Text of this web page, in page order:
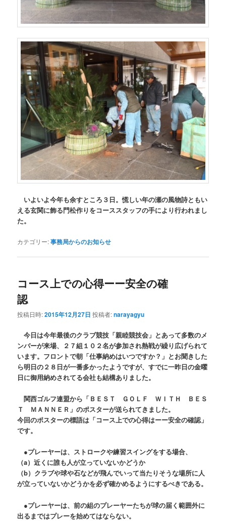
いよいよ今年も余すところ３日。慌しい年の瀬の風物詩ともい
える玄関に飾る門松作りをコーススタッフの手により行われまし
た。
カテゴリー:事務局からのお知らせ
コース上での心得ーー安全の確
認
投稿日時:2015年12月27日 投稿者:narayagyu
今日は今年最後のクラブ競技「親睦競技会」とあって多数のメ
ンバーが来場、２７組１０２名が参加され熱戦が繰り広げられて
います。フロントで朝「仕事納めはいつですか？」とお聞きした
ら明日の２８日が一番多かったようですが、すでに一昨日の金曜
日に御用納めされてる会社も結構ありました。
関西ゴルフ連盟から「ＢＥＳＴ ＧＯＬＦ ＷＩＴＨ ＢＥＳ
Ｔ ＭＡＮＮＥＲ」のポスターが送られてきました。
今回のポスターの標語は「コース上での心得はーー安全の確認」
です。
●プレーヤーは、ストロークや練習スイングをする場合、
（a）近くに誰も人が立っていないかどうか
（b）クラブや球や石などが飛んでいって当たりそうな場所に人
が立っていないかどうかを必ず確かめるようにするべきである。
●プレーヤーは、前の組のプレーヤーたちが球の届く範囲外に
出るまではプレーを始めてはならない。